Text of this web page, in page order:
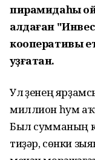
пирамидаһы
алдаған
кооперативы
ҡуҙғатҡан.
Ул үҙенең
миллион һум
Был сумманың
тиҙәр, сөнки